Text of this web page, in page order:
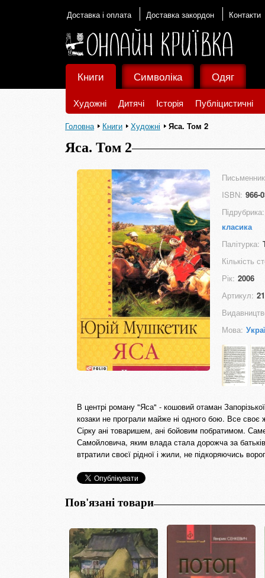
Доставка і оплата Доставка закордон Контакти
Книги
Художні Дитячі Історія Публіцистичні
Символіка Одяг
Головна Книги Художні Яса. Том 2
Яса. Том 2
ISBN: 966-
Підрубрика:
класика
Палітурка:
Кількість
Рік: 2006
Артикул:
Мова:
В центрі роману "Яса" - кошовий отаман
козаки не програли майже ні одного бою. Все своє
Сірку ані товаришем, ані бойовим побратимом.
Самойловича, яким влада стала дорожча за
втратили своєї рідної і жили, не підкоряючись
Пов'язані товари